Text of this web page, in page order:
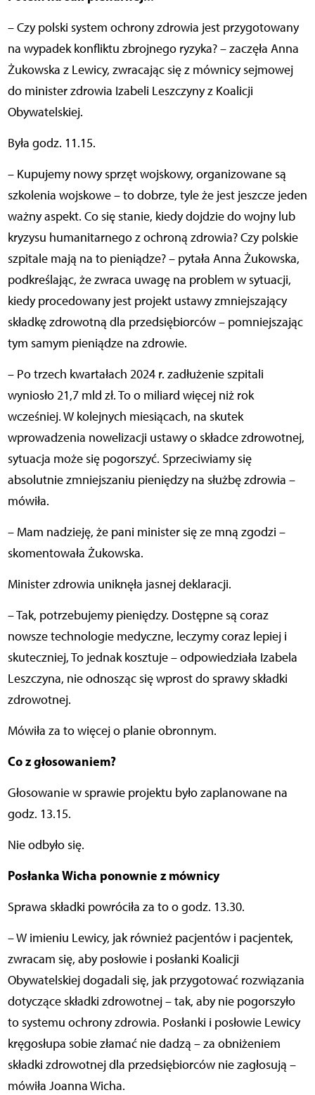
– Czy polski system ochrony zdrowia jest przygotowany
na wypadek konfliktu zbrojnego ryzyka? – zaczęła Anna
Żukowska z Lewicy, zwracając się z mównicy sejmowej
do minister zdrowia Izabeli Leszczyny z Koalicji
Obywatelskiej.
Była godz. 11.15.
– Kupujemy nowy sprzęt wojskowy, organizowane są
szkolenia wojskowe – to dobrze, tyle że jest jeszcze jeden
ważny aspekt. Co się stanie, kiedy dojdzie do wojny lub
kryzysu humanitarnego z ochroną zdrowia? Czy polskie
szpitale mają na to pieniądze? – pytała Anna Żukowska,
podkreślając, że zwraca uwagę na problem w sytuacji,
kiedy procedowany jest projekt ustawy zmniejszający
składkę zdrowotną dla przedsiębiorców – pomniejszając
tym samym pieniądze na zdrowie.
– Po trzech kwartałach 2024 r. zadłużenie szpitali
wyniosło 21,7 mld zł. To o miliard więcej niż rok
wcześniej. W kolejnych miesiącach, na skutek
wprowadzenia nowelizacji ustawy o składce zdrowotnej,
sytuacja może się pogorszyć. Sprzeciwiamy się
absolutnie zmniejszaniu pieniędzy na służbę zdrowia –
mówiła.
– Mam nadzieję, że pani minister się ze mną zgodzi –
skomentowała Żukowska.
Minister zdrowia uniknęła jasnej deklaracji.
– Tak, potrzebujemy pieniędzy. Dostępne są coraz
nowsze technologie medyczne, leczymy coraz lepiej i
skuteczniej, To jednak kosztuje – odpowiedziała Izabela
Leszczyna, nie odnosząc się wprost do sprawy składki
zdrowotnej.
Mówiła za to więcej o planie obronnym.
Co z głosowaniem?
Głosowanie w sprawie projektu było zaplanowane na
godz. 13.15.
Nie odbyło się.
Posłanka Wicha ponownie z mównicy
Sprawa składki powróciła za to o godz. 13.30.
– W imieniu Lewicy, jak również pacjentów i pacjentek,
zwracam się, aby posłowie i posłanki Koalicji
Obywatelskiej dogadali się, jak przygotować rozwiązania
dotyczące składki zdrowotnej – tak, aby nie pogorszyło
to systemu ochrony zdrowia. Posłanki i posłowie Lewicy
kręgosłupa sobie złamać nie dadzą – za obniżeniem
składki zdrowotnej dla przedsiębiorców nie zagłosują –
mówiła Joanna Wicha.